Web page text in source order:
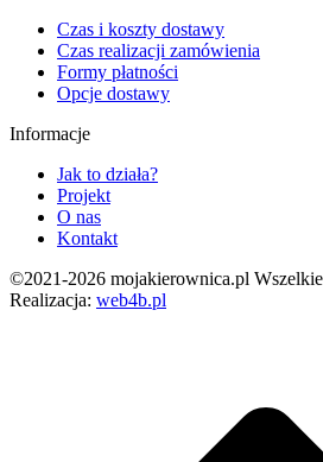
Czas i koszty dostawy
Czas realizacji zamówienia
Formy płatności
Opcje dostawy
Informacje
Jak to działa?
Projekt
O nas
Kontakt
©2021-2026 mojakierownica.pl
Realizacja: web4b.pl